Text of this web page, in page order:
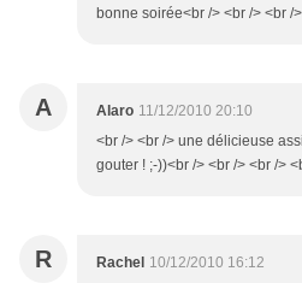
bonne soirée<br /> <br /> <br /
A Alaro 11/12/2010 20:10
<br /> <br /> une délicieuse
gouter ! ;-))<br /> <br /> <br />
R Rachel 10/12/2010 16:12